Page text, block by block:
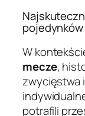
pojedynków
W
mecze,
zwycięstwa
potrafili